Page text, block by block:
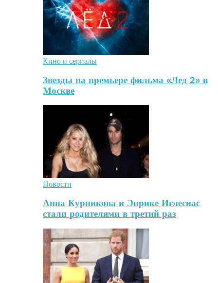
Кино и сериалы
Звезды на премьере фильма «Лед 2» в
Москве
Новости
Анна Курникова и Энрике Иглесиас
стали родителями в третий раз